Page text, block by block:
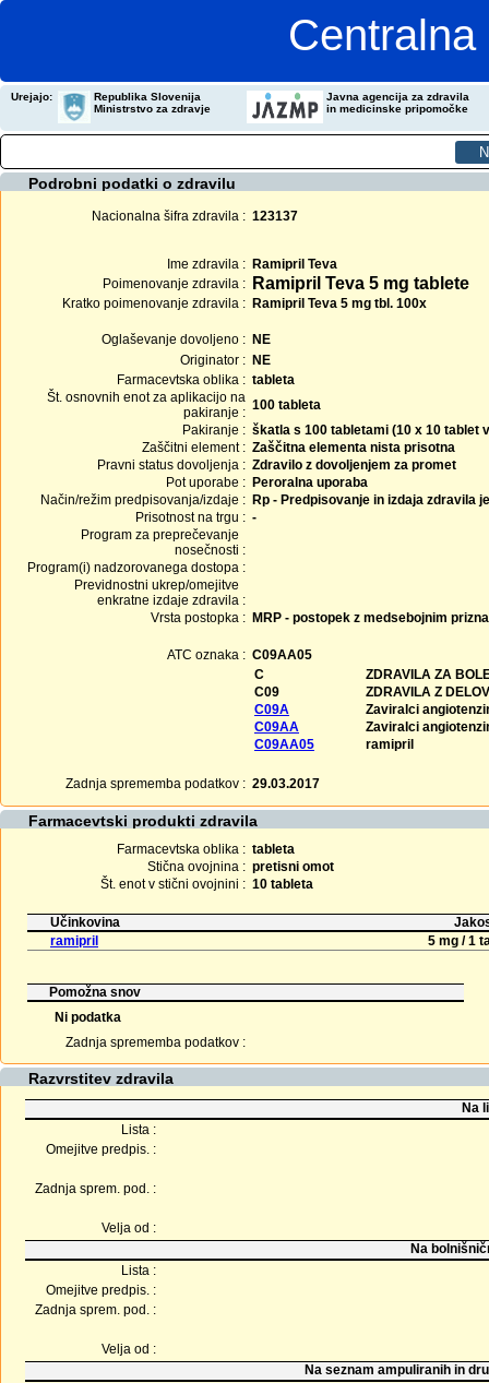
Urejajo:
Republika Slovenija
Ministrstvo za zdravje
Javna agencija za zdravila
in medicinske pripomočke
Podrobni podatki o zdravilu
Nacionalna šifra zdravila : 123137
Ime zdravila : Ramipril Teva
Poimenovanje zdravila :
Ramipril Teva 5 mg tablete
Kratko poimenovanje zdravila : Ramipril Teva 5 mg tbl. 100x
Oglaševanje dovoljeno : NE
Originator : NE
Farmacevtska oblika : tableta
Št. osnovnih enot za aplikacijo na
pakiranje : 100 tableta
Pakiranje : škatla s 100 tabletami (10 x 10 tablet
Zaščitni element : Zaščitna elementa nista prisotna
Pravni status dovoljenja : Zdravilo z dovoljenjem za promet
Pot uporabe : Peroralna uporaba
Način/režim predpisovanja/izdaje : Rp - Predpisovanje in izdaja zdravila
Prisotnost na trgu : -
Program za preprečevanje
nosečnosti :
Program(i) nadzorovanega dostopa :
Previdnostni ukrep/omejitve
enkratne izdaje zdravila :
Vrsta postopka : MRP - postopek z medsebojnim
ATC oznaka : C09AA05
C
ZDRAVILA ZA
C09
ZDRAVILA Z
C09A
Zaviralci
C09AA
Zaviralci
C09AA05
ramipril
Zadnja sprememba podatkov : 29.03.2017
Farmacevtski produkti zdravila
Farmacevtska oblika : tableta
Stična ovojnina : pretisni omot
Št. enot v stični ovojnini : 10 tableta
Učinkovina
ramipril
5 mg / 1
Pomožna snov
Ni podatka
Zadnja sprememba podatkov :
Razvrstitev zdravila
Na
Lista :
Omejitve predpis. :
Zadnja sprem. pod. :
Velja od :
Na
Lista :
Omejitve predpis. :
Zadnja sprem. pod. :
Velja od :
Na seznam ampuliranih in